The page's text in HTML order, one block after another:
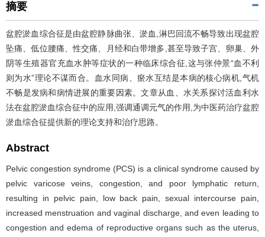
摘要
盆腔淤血综合征是由盆腔静脉曲张、淤血,淋巴回流不畅导致出现盆腔
坠痛、低位腰痛、性交痛、月经和白带增多,甚至导致子宫、卵巢、外
阴等生殖器官充血水肿等症状的一种临床综合征,这与张仲景“血不利
则为水”理论不谋而合。血水同病、瘀水互结是本病的核心病机,气机
不畅是发病和病情进展的重要因素。文章从血、水关系探讨活血利水
法在盆腔淤血综合征中的应用,强调通调元气的作用,为中医药治疗盆腔
淤血综合征提供新的理论支持和治疗思路。
Abstract
Pelvic congestion syndrome (PCS) is a clinical syndrome caused by
pelvic varicose veins, congestion, and poor lymphatic return,
resulting in pelvic pain, low back pain, sexual intercourse pain,
increased menstruation and vaginal discharge, and even leading to
congestion and edema of reproductive organs such as the uterus,